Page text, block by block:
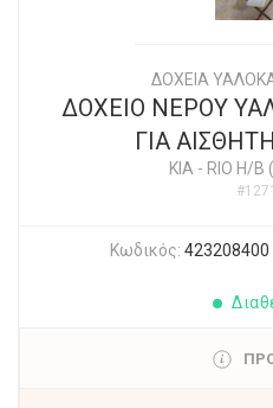
ΔΟΧΕΙΑ
ΔΟΧΕΙΟ ΝΕΡΟΥ
ΓΙΑ
KIA - RIO Η/Β
Κωδικός: 423208400